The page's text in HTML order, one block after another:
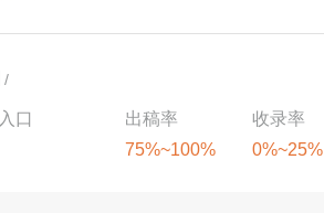
/
入口
出稿率
75%~100%
收录率
0%~25%